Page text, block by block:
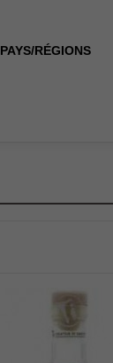
PAYS/RÉGIONS